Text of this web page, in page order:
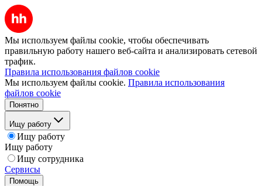
Мы используем файлы cookie, чтобы обеспечивать
правильную работу нашего веб-сайта и анализировать сетевой
трафик.
Правила использования файлов cookie
Мы используем файлы cookie. Правила использования
файлов cookie
Понятно
Ищу работу
Ищу работу
Ищу работу
Ищу сотрудника
Сервисы
Помощь